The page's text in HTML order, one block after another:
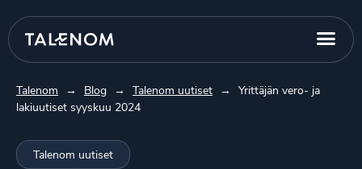
Talenom → Blog → Talenom uutiset →
Yrittäjän vero- ja
lakiuutiset syyskuu 2024
Talenom uutiset